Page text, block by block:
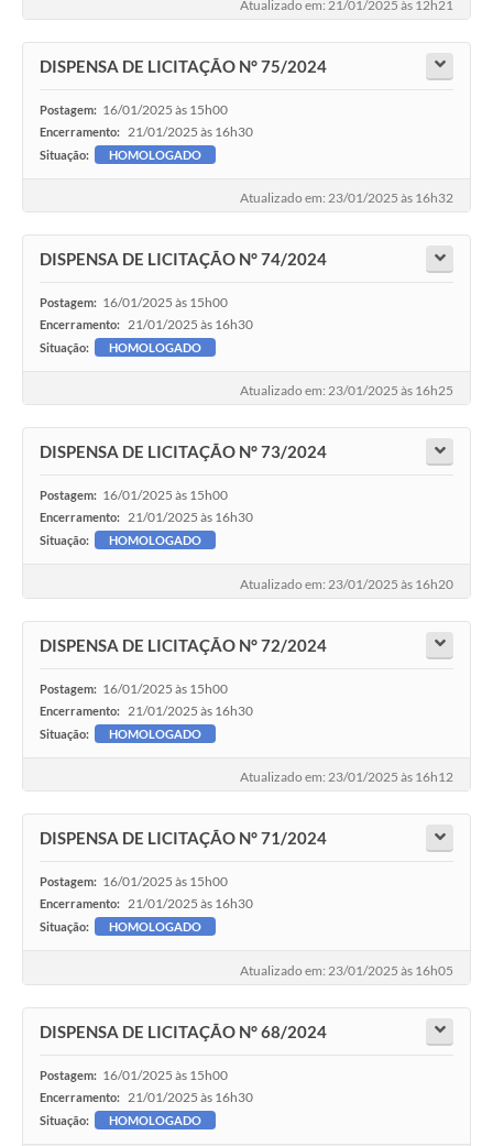
Atualizado em: 21/01/2025 às 12h21
DISPENSA DE LICITAÇÃO N° 75/2024
Postagem: 16/01/2025 às 15h00
Encerramento: 21/01/2025 às 16h30
Situação: HOMOLOGADO
Atualizado em: 23/01/2025 às 16h32
DISPENSA DE LICITAÇÃO N° 74/2024
Postagem: 16/01/2025 às 15h00
Encerramento: 21/01/2025 às 16h30
Situação: HOMOLOGADO
Atualizado em: 23/01/2025 às 16h25
DISPENSA DE LICITAÇÃO N° 73/2024
Postagem: 16/01/2025 às 15h00
Encerramento: 21/01/2025 às 16h30
Situação: HOMOLOGADO
Atualizado em: 23/01/2025 às 16h20
DISPENSA DE LICITAÇÃO N° 72/2024
Postagem: 16/01/2025 às 15h00
Encerramento: 21/01/2025 às 16h30
Situação: HOMOLOGADO
Atualizado em: 23/01/2025 às 16h12
DISPENSA DE LICITAÇÃO N° 71/2024
Postagem: 16/01/2025 às 15h00
Encerramento: 21/01/2025 às 16h30
Situação: HOMOLOGADO
Atualizado em: 23/01/2025 às 16h05
DISPENSA DE LICITAÇÃO N° 68/2024
Postagem: 16/01/2025 às 15h00
Encerramento: 21/01/2025 às 16h30
Situação: HOMOLOGADO